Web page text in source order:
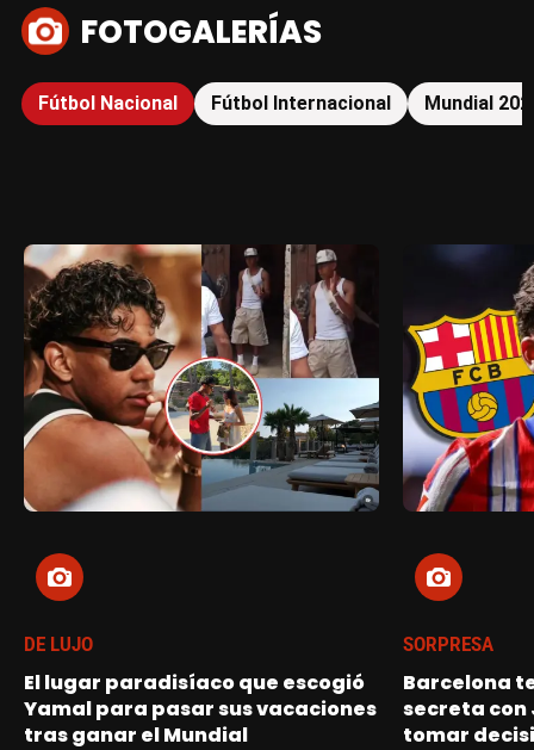
FOTOGALERÍAS
Fútbol Nacional Fútbol Internacional Mundial
DE LUJO
El lugar paradisíaco que escogió
Yamal para pasar sus vacaciones
tras ganar el Mundial
SORPRESA
Barcelona
secreta con
tomar